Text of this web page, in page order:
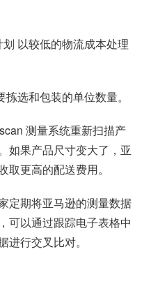
以较低的物流成本处理
选和包装的单位数量。
测量系统重新扫描产
如果产品尺寸变大了，亚
更高的配送费用。
定期将亚马逊的测量数据
可以通过跟踪电子表格中
行交叉比对。